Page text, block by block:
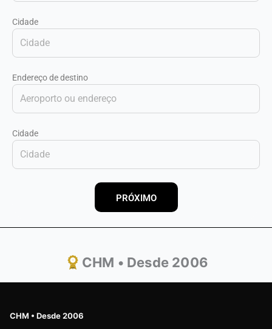
Cidade
Endereço de destino
Cidade
PRÓXIMO
CHM • Desde 2006
CHM • Desde 2006